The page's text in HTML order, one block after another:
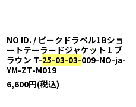
NO ID. / ピークドラペル1Bショ
ートテーラードジャケット 1 ブ
ラウン T-25-03-03-009-NO-ja-
YM-ZT-M019
6,600円(税込)